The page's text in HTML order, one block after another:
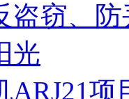
盗窃、
光
ARJ21项